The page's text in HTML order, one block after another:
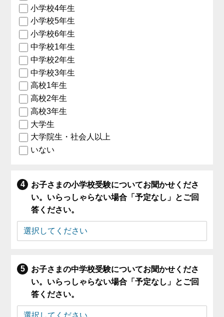
小学校4年生
小学校5年生
小学校6年生
中学校1年生
中学校2年生
中学校3年生
高校1年生
高校2年生
高校3年生
大学生
大学院生・社会人以上
いない
お子さまの小学校受験についてお聞かせくださ
い。いらっしゃらない場合「予定なし」とご回
答ください。
お子さまの中学校受験についてお聞かせくださ
い。いらっしゃらない場合「予定なし」とご回
答ください。